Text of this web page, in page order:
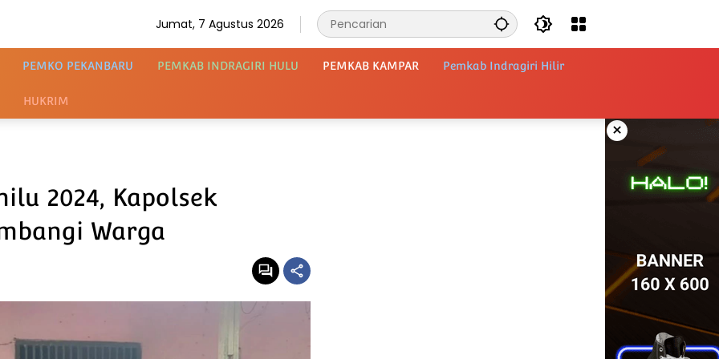
Jumat, 7 Agustus 2026
PEMKO PEKANBARU PEMKAB INDRAGIRI HULU PEMKAB KAMPAR Pemkab Indragiri Hilir
HUKRIM
×
2024, Kapolsek
Warga